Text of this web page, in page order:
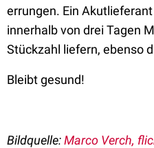
errungen. Ein
innerhalb von drei Tagen
Stückzahl liefern, ebenso
Bleibt gesund!
Bildquelle:Marco Verch,